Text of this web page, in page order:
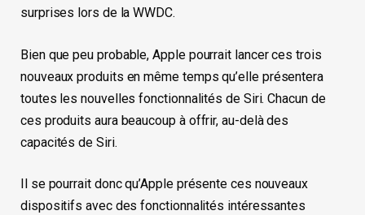
surprises lors de la WWDC.
Bien que peu probable, Apple pourrait lancer ces trois
nouveaux produits en même temps qu’elle présentera
toutes les nouvelles fonctionnalités de Siri. Chacun de
ces produits aura beaucoup à offrir, au-delà des
capacités de Siri.
Il se pourrait donc qu’Apple présente ces nouveaux
dispositifs avec des fonctionnalités intéressantes